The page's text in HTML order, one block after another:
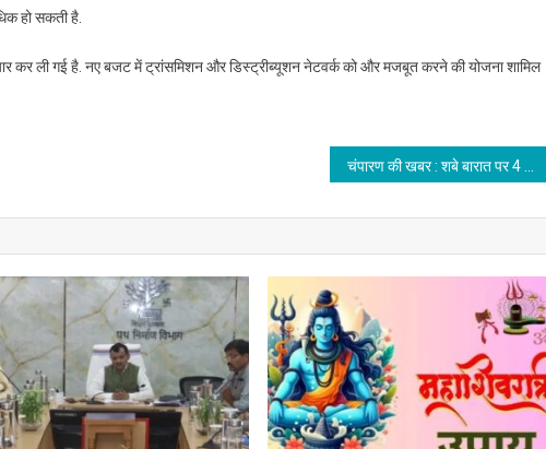
सरकार
नया
हो सकती है.
कर ली गई है. नए बजट में ट्रांसमिशन और डिस्ट्रीब्यूशन नेटवर्क को और मजबूत करने की योजना शामिल